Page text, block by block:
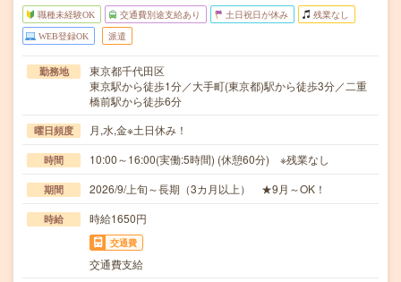
職種未経験OK 交通費別途支給あり 土日祝日が休み 残業なし
WEB登録OK 派遣
勤務地
東京都千代田区
東京駅から徒歩1分／大手町(東京都)駅から徒歩3分／二重
橋前駅から徒歩6分
曜日頻度 月,水,金※土日休み！
時間 10:00～16:00(実働:5時間) (休憩60分) ※残業なし
期間 2026/9/上旬～長期（3カ月以上） ★9月～OK！
時給 時給1650円
交通費
交通費支給